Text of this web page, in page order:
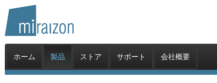
ホーム 製品 ストア サポート 会社概要